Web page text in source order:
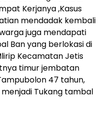
Kerjanya ,Kasus
mendadak kembali
juga mendapati
Ban yang berlokasi di
Kecamatan Jetis
timur jembatan
47 tahun,
Tukang tambal